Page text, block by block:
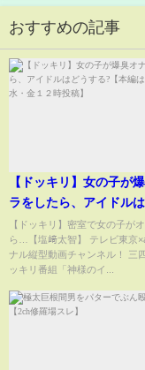
おすすめの記事
【ドッキリ】女の子が
ラをしたら、アイドル
る?【本編は毎週月・水
時投稿】
【ドッキリ】密室で女の子が
ら…【塩﨑太智】 テレビ東京
ナル縦型動画チャンネル！ 三
ッキリ番組「神様のイ...